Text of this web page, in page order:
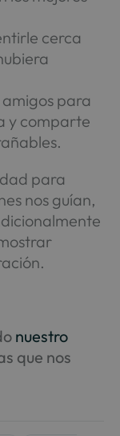
cerca
para
y comparte
para
nos guían,
nuestro
que nos